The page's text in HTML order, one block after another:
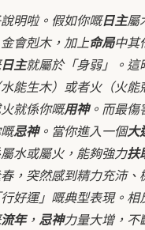
明啦。假如你嘅日主屬
會剋木，加上命局中其
日主就屬於「身弱」。這
能生木）或者火（火能
就係你嘅用神。而最傷
忌神。當你進入一個大
水或屬火，能夠強力扶
，突然感到精力充沛
好運」嘅典型表現。相
流年， 忌神力量大增，不